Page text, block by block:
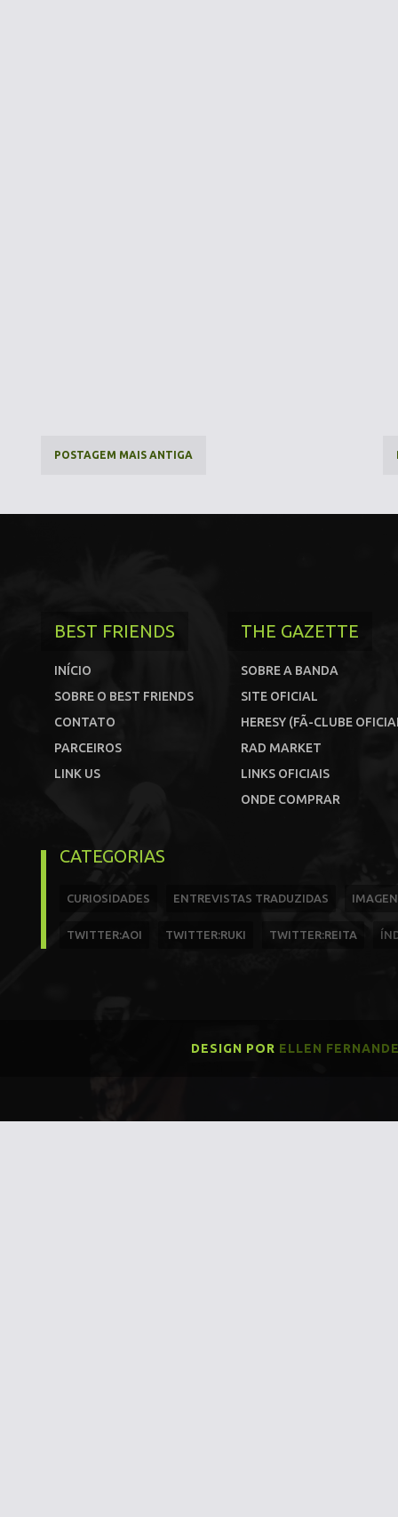
POSTAGEM MAIS ANTIGA
BEST FRIENDS
INÍCIO
SOBRE O BEST FRIENDS
CONTATO
PARCEIROS
LINK US
THE GAZETTE
SOBRE A BANDA
SITE OFICIAL
HERESY (FÃ-CLUBE
RAD MARKET
LINKS OFICIAIS
ONDE COMPRAR
CATEGORIAS
CURIOSIDADES ENTREVISTAS TRADUZIDAS
TWITTER:AOI TWITTER:RUKI TWITTER:REITA
DESIGN POR ELLEN